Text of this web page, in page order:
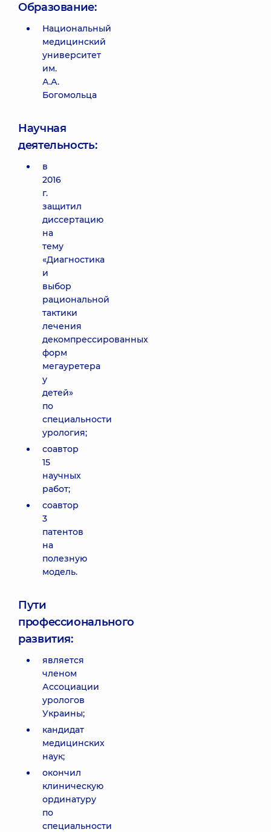
Образование:
Национальный
медицинский
университет
им.
А.А.
Богомольца
Научная
деятельность:
в
2016
г.
защитил
диссертацию
на
тему
«Диагностика
и
выбор
рациональной
тактики
лечения
декомпрессированных
форм
мегауретера
у
детей»
по
специальности
урология;
соавтор
15
научных
работ;
соавтор
3
патентов
на
полезную
модель.
Пути
профессионального
развития:
является
членом
Ассоциации
урологов
Украины;
кандидат
медицинских
наук;
окончил
клиническую
ординатуру
по
специальности